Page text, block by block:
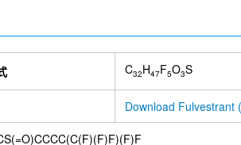
C32H47F5O3S
Download Fulvestrant